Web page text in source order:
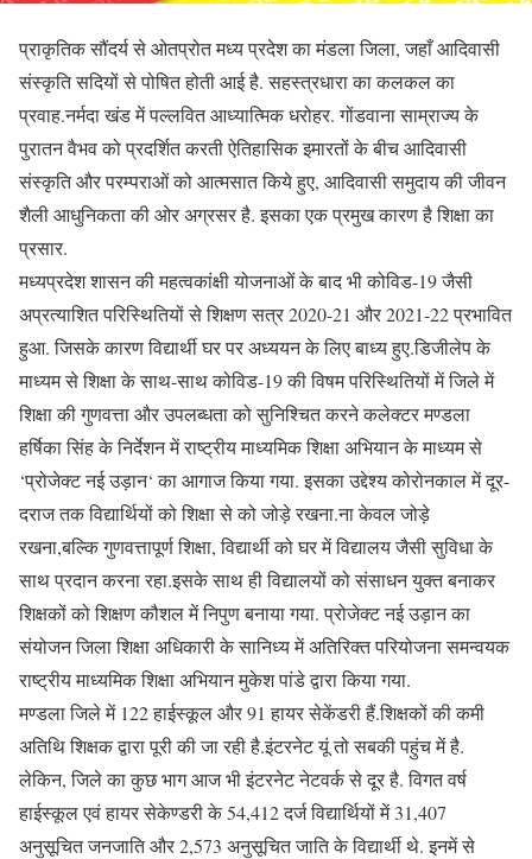
प्राकृतिक सौंदर्य से ओतप्रोत मध्य प्रदेश का मंडला जिला, जहाँ आदिवासी
संस्कृति सदियों से पोषित होती आई है. सहस्त्रधारा का कलकल का
प्रवाह.नर्मदा खंड में पल्लवित आध्यात्मिक धरोहर. गोंडवाना साम्राज्य के
पुरातन वैभव को प्रदर्शित करती ऐतिहासिक इमारतों के बीच आदिवासी
संस्कृति और परम्पराओं को आत्मसात किये हुए, आदिवासी समुदाय की जीवन
शैली आधुनिकता की ओर अग्रसर है. इसका एक प्रमुख कारण है शिक्षा का
प्रसार.
मध्यप्रदेश शासन की महत्वकांक्षी योजनाओं के बाद भी कोविड-19 जैसी
अप्रत्याशित परिस्थितियों से शिक्षण सत्र 2020-21 और 2021-22 प्रभावित
हुआ. जिसके कारण विद्यार्थी घर पर अध्ययन के लिए बाध्य हुए.डिजीलेप के
माध्यम से शिक्षा के साथ-साथ कोविड-19 की विषम परिस्थितियों में जिले में
शिक्षा की गुणवत्ता और उपलब्धता को सुनिश्चित करने कलेक्टर मण्डला
हर्षिका सिंह के निर्देशन में राष्ट्रीय माध्यमिक शिक्षा अभियान के माध्यम से
‘प्रोजेक्ट नई उड़ान‘ का आगाज किया गया. इसका उद्देश्य कोरोनकाल में दूर-
दराज तक विद्यार्थियों को शिक्षा से को जोड़े रखना.ना केवल जोड़े
रखना,बल्कि गुणवत्तापूर्ण शिक्षा, विद्यार्थी को घर में विद्यालय जैसी सुविधा के
साथ प्रदान करना रहा.इसके साथ ही विद्यालयों को संसाधन युक्त बनाकर
शिक्षकों को शिक्षण कौशल में निपुण बनाया गया. प्रोजेक्ट नई उड़ान का
संयोजन जिला शिक्षा अधिकारी के सानिध्य में अतिरिक्त परियोजना समन्वयक
राष्ट्रीय माध्यमिक शिक्षा अभियान मुकेश पांडे द्वारा किया गया.
मण्डला जिले में 122 हाईस्कूल और 91 हायर सेकेंडरी हैं.शिक्षकों की कमी
अतिथि शिक्षक द्वारा पूरी की जा रही है.इंटरनेट यूं तो सबकी पहुंच में है.
लेकिन, जिले का कुछ भाग आज भी इंटरनेट नेटवर्क से दूर है. विगत वर्ष
हाईस्कूल एवं हायर सेकेण्डरी के 54,412 दर्ज विद्यार्थियों में 31,407
अनुसूचित जनजाति और 2,573 अनुसूचित जाति के विद्यार्थी थे. इनमें से